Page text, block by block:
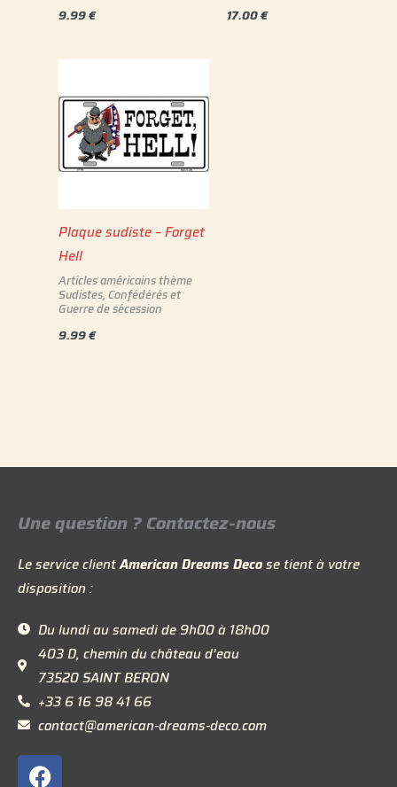
9.99€ 17.00€
Plaque sudiste – Forget
Hell
Articles américains thème
Sudistes, Confédérés et
Guerre de sécession
9.99€
Une question ? Contactez-nous
Le service clientAmerican Dreams Decose tient à votre
disposition :
Du lundi au samedi de 9h00 à 18h00
403 D, chemin du château d’eau
73520 SAINT BERON
+33 6 16 98 41 66
contact@american-dreams-deco.com
F